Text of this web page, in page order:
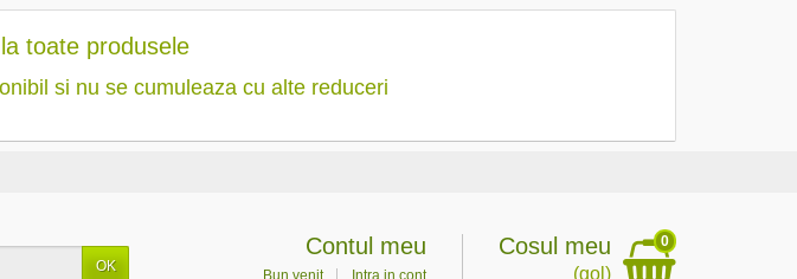
toate produsele
si nu se cumuleaza cu alte reduceri
OK
Cosul meu
(gol)
0
Contul meu
Bun venit Intra in cont